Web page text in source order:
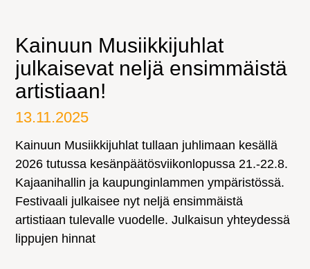
Kainuun Musiikkijuhlat
julkaisevat neljä ensimmäistä
artistiaan!
13.11.2025
Kainuun Musiikkijuhlat tullaan juhlimaan kesällä
2026 tutussa kesänpäätösviikonlopussa 21.-22.8.
Kajaanihallin ja kaupunginlammen ympäristössä.
Festivaali julkaisee nyt neljä ensimmäistä
artistiaan tulevalle vuodelle. Julkaisun yhteydessä
lippujen hinnat